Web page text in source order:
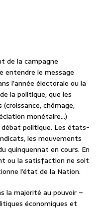
de la campagne
entendre le message
l’année électorale ou la
la politique, que les
chômage,
monétaire…)
politique. Les états-
les mouvements
quinquennat en cours. En
ou la satisfaction ne soit
l’état de la Nation.
la majorité au pouvoir –
économiques et